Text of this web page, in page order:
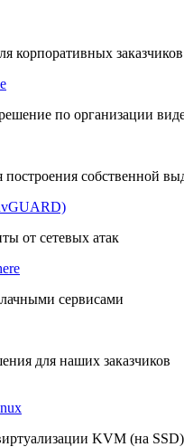
корпоративных заказчиков
по организации
собственной
от сетевых атак
сервисами
для наших заказчиков
KVM (на SSD)